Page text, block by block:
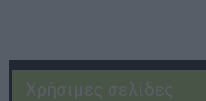
Χρήσιμες σελίδες